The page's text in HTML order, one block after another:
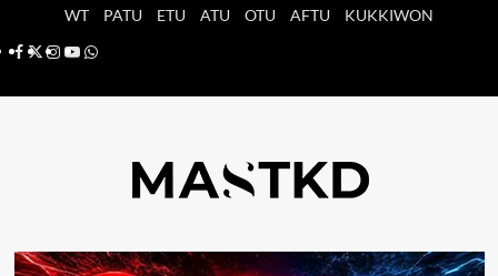
WT PATU ETU ATU OTU AFTU
KUKKIWON
Facebook
X Instagram
YouTube
Whatsapp